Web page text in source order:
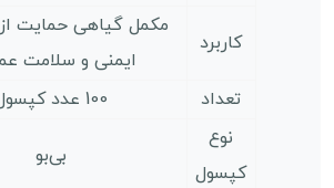
کاربرد
مکمل گیاهی حمایت
ایمنی و سلامت
تعداد
100 عدد کپسول
نوع
کپسول
بی‌بو